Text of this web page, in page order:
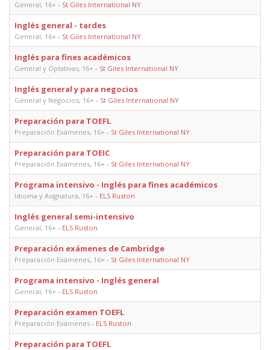
General, 16+ - St Giles International NY
Inglés general - tardes
General, 16+ - St Giles International NY
Inglés para fines académicos
General y Optativas, 16+ - St Giles International NY
22
Inglés general y para negocios
General y Negocios, 16+ - St Giles International NY
22
Preparación para TOEFL
Preparación Exámenes, 16+ - St Giles International NY
22
Preparación para TOEIC
Preparación Exámenes, 16+ - St Giles International NY
22
Programa intensivo - Inglés para fines académicos
Idioma y Asignatura, 16+ - ELS Ruston
Inglés general semi-intensivo
General, 16+ - ELS Ruston
Preparación exámenes de Cambridge
Preparación Exámenes, 16+ - St Giles International NY
20
Programa intensivo - Inglés general
General, 16+ - ELS Ruston
Preparación examen TOEFL
Preparación Exámenes - ELS Ruston
Preparación para TOEFL